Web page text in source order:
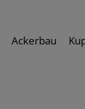
Ackerbau